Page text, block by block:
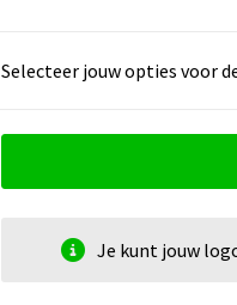
Selecteer jouw opties voor
Je kunt jouw